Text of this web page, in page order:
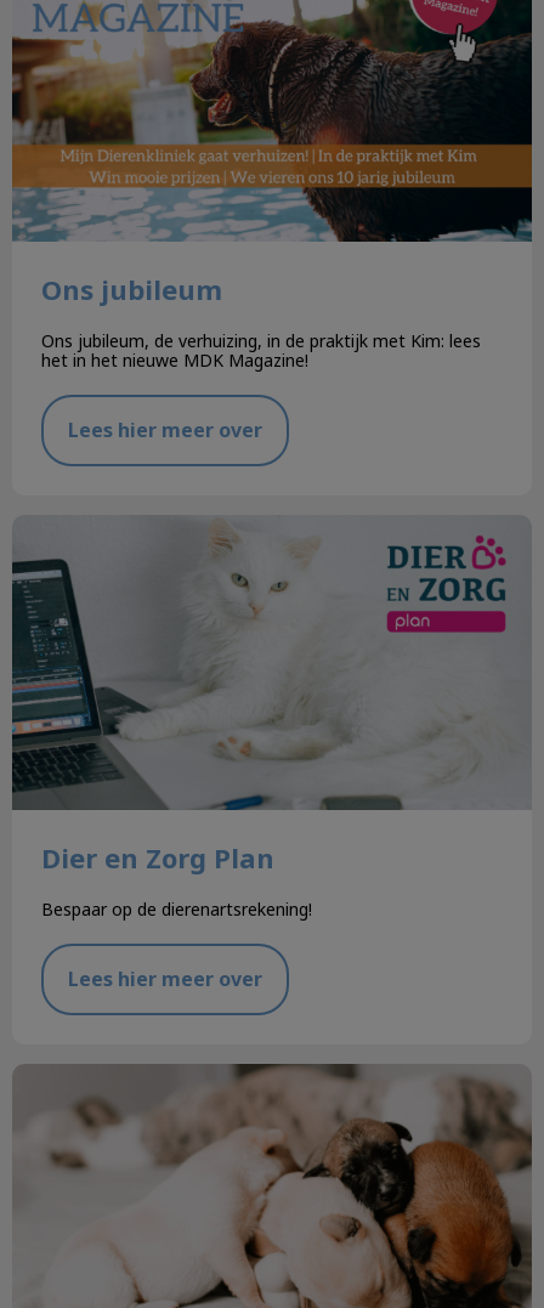
Ons jubileum
Ons jubileum, de verhuizing, in de praktijk met Kim: lees
het in het nieuwe MDK Magazine!
Lees hier meer over
Dier en Zorg Plan
Bespaar op de dierenartsrekening!
Lees hier meer over
Verstandig een hond kopen